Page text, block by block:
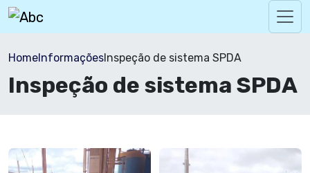
HomeInformaçõesInspeção de sistema SPDA
Inspeção de sistema SPDA